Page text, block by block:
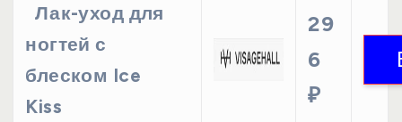
Лак-уход для
ногтей с
блеском Ice
Kiss
29
6
₽